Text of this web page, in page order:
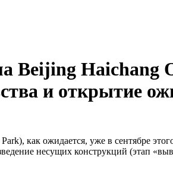
Beijing Haichang
и открытие
как ожидается, уже в сентябре
несущих конструкций (этап